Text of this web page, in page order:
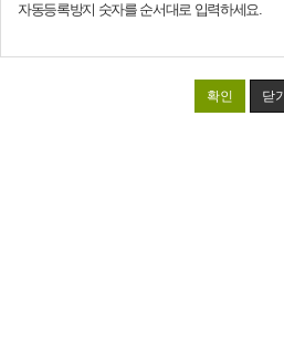
자동등록방지 숫자를 순서대로 입력하세요.
확인 닫기